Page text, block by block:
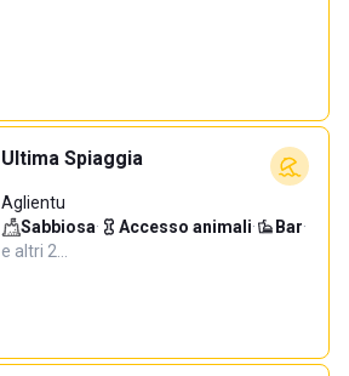
Ultima Spiaggia
Aglientu
Sabbiosa· Accesso animali· Bar·
e altri 2…